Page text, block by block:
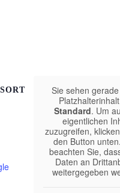
Sie sehen
Standard. Um
eigentlichen
zuzugreifen,
den Button
beachten Sie,
Daten an
weitergegeben